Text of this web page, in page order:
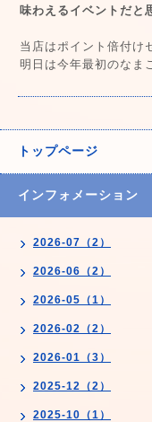
味わえるイベントだと
当店はポイント倍付け
明日は今年最初のなま
トップページ
インフォメーション
2026-07（2）
2026-06（2）
2026-05（1）
2026-02（2）
2026-01（3）
2025-12（2）
2025-10（1）